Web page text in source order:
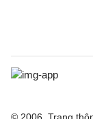
© 2006. Trang